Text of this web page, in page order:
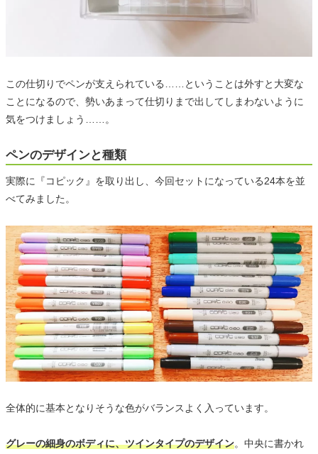
この仕切りでペンが支えられている……ということは外すと大変な
ことになるので、勢いあまって仕切りまで出してしまわないように
気をつけましょう……。
ペンのデザインと種類
実際に『コピック』を取り出し、今回セットになっている24本を並
べてみました。
全体的に基本となりそうな色がバランスよく入っています。
グレーの細身のボディに、ツインタイプのデザイン。中央に書かれ